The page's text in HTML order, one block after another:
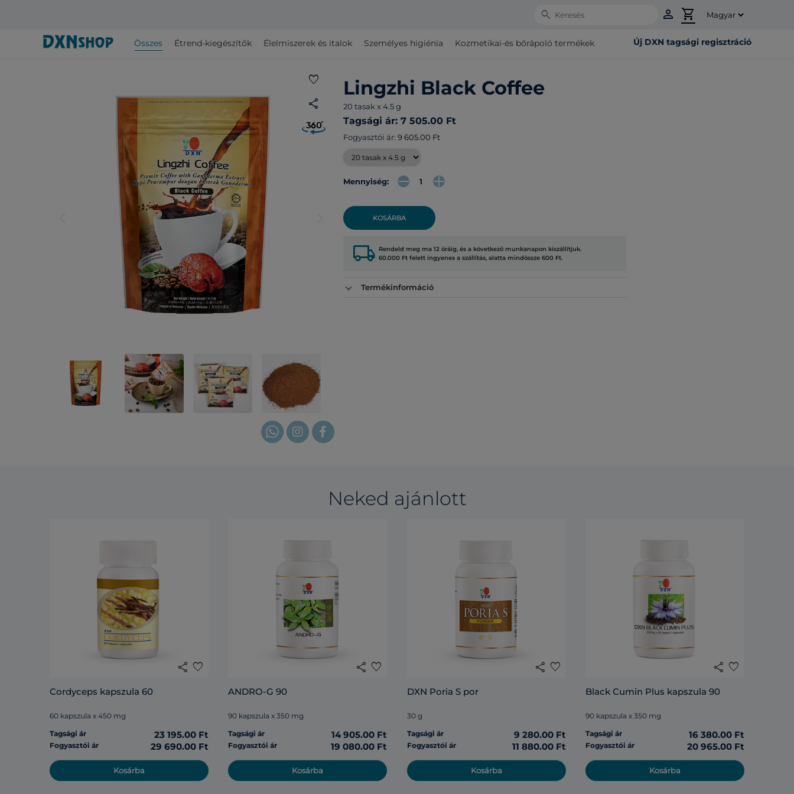
Search person shopping_cart
Összes Étrend-kiegészítők Élelmiszerek és italok Személyes higiénia Kozmetikai-és bőrápoló termékek Új DXN tagsági regisztráció
favorite
share
Lingzhi Black Coffee
20 tasak x 4.5 g
Tagsági ár: 7 505.00 Ft
Fogyasztói ár: 9 605.00 Ft
Mennyiség:
KOSÁRBA
local_shipping Rendeld meg ma 12 óráig, és a következő munkanapon kiszállítjuk.
60.000 Ft felett ingyenes a szállítás, alatta mindössze 600 Ft.
Termékinformáció
Neked ajánlott
share favorite
Cordyceps kapszula 60
60 kapszula x 450 mg
Tagsági ár
23 195.00 Ft
Fogyasztói ár 29 690.00 Ft
Kosárba
share favorite
ANDRO-G 90
90 kapszula x 350 mg
Tagsági ár
14 905.00 Ft
Fogyasztói ár 19 080.00 Ft
Kosárba
share favorite
DXN Poria S por
30 g
Tagsági ár
9 280.00 Ft
Fogyasztói ár 11 880.00 Ft
Kosárba
share favorite
Black Cumin Plus kapszula 90
90 kapszula x 350 mg
Tagsági ár
16 380.00 Ft
Fogyasztói ár 20 965.00 Ft
Kosárba